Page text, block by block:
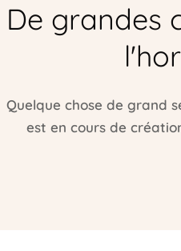
De grandes
Quelque chose de grand
est en cours de